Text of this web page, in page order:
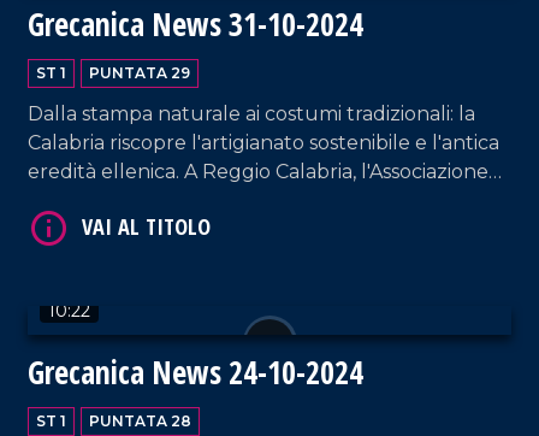
Grecanica News 31-10-2024
ST 1 PUNTATA 29
Dalla stampa naturale ai costumi tradizionali: la
Calabria riscopre l'artigianato sostenibile e l'antica
eredità ellenica. A Reggio Calabria, l'Associazione
10:22
Grecanica News 24-10-2024
ST 1 PUNTATA 28